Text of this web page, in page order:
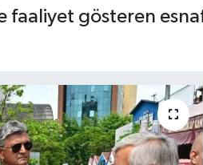
faaliyet gösteren